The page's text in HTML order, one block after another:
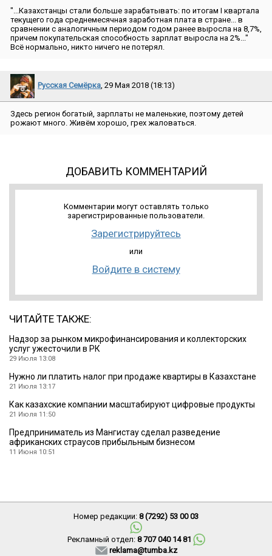
″...Казахстанцы стали больше зарабатывать: по итогам I квартала
текущего года среднемесячная заработная плата в стране... в
сравнении с аналогичным периодом годом ранее выросла на 8,7%,
причем покупательская способность зарплат выросла на 2%...″
Всё нормально, никто ничего не потерял.
Русская Семёрка, 29 Мая 2018 (18:13)
Здесь регион богатый, зарплаты не маленькие, поэтому детей
рожают много. Живём хорошо, грех жаловаться.
ДОБАВИТЬ КОММЕНТАРИЙ
Комментарии могут оставлять только
зарегистрированные пользователи.
Зарегистрируйтесь
или
Войдите в систему
ЧИТАЙТЕ ТАКЖЕ:
Надзор за рынком микрофинансирования и коллекторских
услуг ужесточили в РК
29 Июля 13:08
Нужно ли платить налог при продаже квартиры в Казахстане
21 Июля 13:17
Как казахские компании масштабируют цифровые продукты
21 Июля 11:50
Предприниматель из Мангистау сделал разведение
африканских страусов прибыльным бизнесом
11 Июня 10:51
Номер редакции: 8 (7292) 53 00 03
Рекламный отдел: 8 707 040 14 81
reklama@tumba.kz